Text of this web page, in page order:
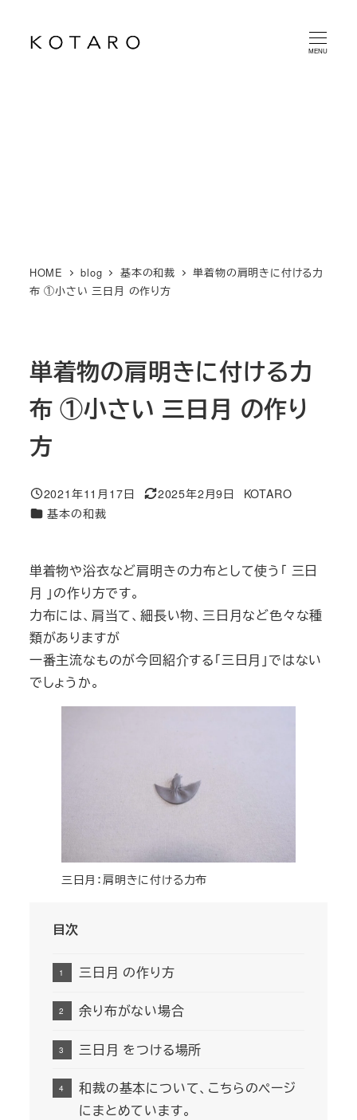
MENU
HOME blog 基本の和裁
単着物の肩明きに付ける力
布 ①小さい 三日月 の作り方
単着物の肩明きに付ける力
布 ①小さい 三日月 の作り
方
投稿日
2021年11月17日
更新日
2025年2月9日
著
KOTARO
カテゴリー
基本の和裁
単着物や浴衣など肩明きの力布として使う「 三日
月 」の作り方です。
力布には、肩当て、細長い物、三日月など色々な種
類がありますが
一番主流なものが今回紹介する「三日月」ではない
でしょうか。
三日月：肩明きに付ける力布
目次
三日月 の作り方
余り布がない場合
三日月 をつける場所
和裁の基本について、こちらのページ
にまとめています。